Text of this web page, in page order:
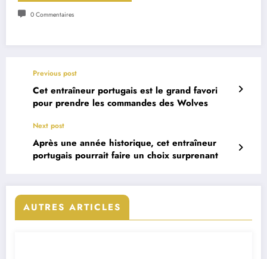
0 Commentaires
Previous post
Cet entraîneur portugais est le grand favori
pour prendre les commandes des Wolves
Next post
Après une année historique, cet entraîneur
portugais pourrait faire un choix surprenant
AUTRES ARTICLES